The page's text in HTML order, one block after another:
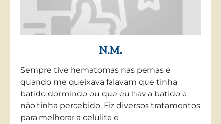
N.M.
Sempre tive hematomas nas pernas e
quando me queixava falavam que tinha
batido dormindo ou que eu havia batido e
não tinha percebido. Fiz diversos tratamentos
para melhorar a celulite e